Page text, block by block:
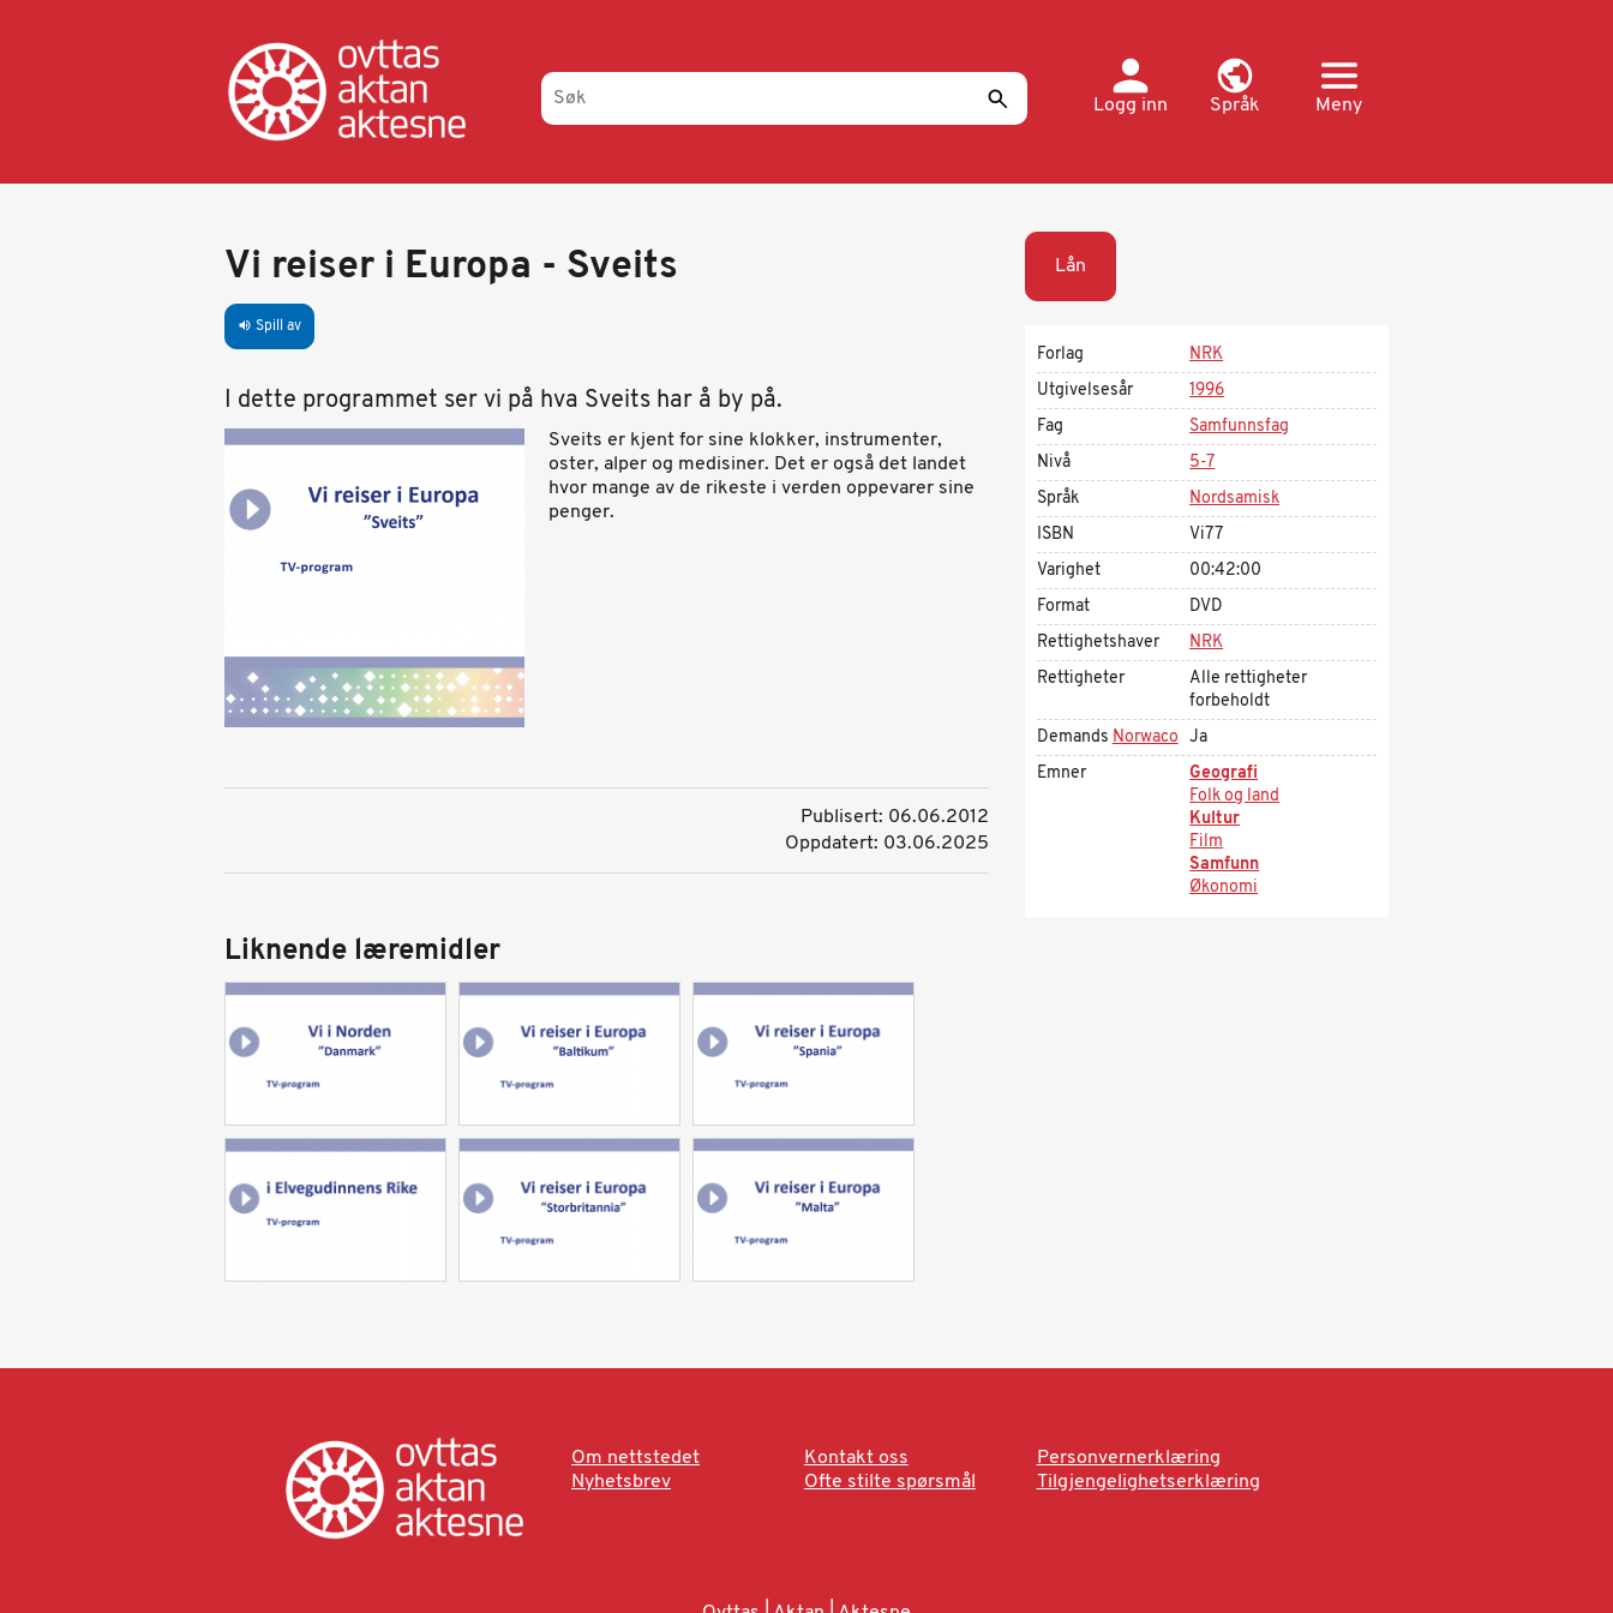
Logg inn
Språk Meny
Vi reiser i Europa - Sveits
volume_up Spill av
I dette programmet ser vi på hva Sveits har å by på.
Sveits er kjent for sine klokker, instrumenter,
oster, alper og medisiner. Det er også det landet
hvor mange av de rikeste i verden oppevarer sine
penger.
Publisert: 06.06.2012
Oppdatert: 03.06.2025
Liknende læremidler
Lån
Forlag
NRK
Utgivelsesår
1996
Fag
Samfunnsfag
Nivå
5-7
Språk
Nordsamisk
ISBN
Vi77
Varighet
00:42:00
Format
DVD
Rettighetshaver
NRK
Rettigheter
Alle rettigheter
forbeholdt
DemandsNorwaco Ja
Emner
Geografi
Folk og land
Kultur
Film
Samfunn
Økonomi
Om nettstedet Kontakt oss
Personvernerklæring
Nyhetsbrev
Ofte stilte spørsmål Tilgjengelighetserklæring